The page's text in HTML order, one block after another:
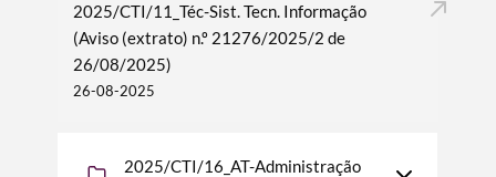
2025/CTI/11_Téc-Sist. Tecn. Informação
(Aviso (extrato) n.º 21276/2025/2 de
26/08/2025)
26-08-2025
2025/CTI/16_AT-Administração